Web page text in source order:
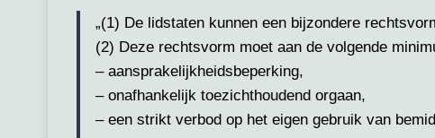
„(1) De lidstaten kunnen een bijzondere
(2) Deze rechtsvorm moet aan de volgende
– aansprakelijkheidsbeperking,
– onafhankelijk toezichthoudend orgaan,
– een strikt verbod op het eigen gebruik van